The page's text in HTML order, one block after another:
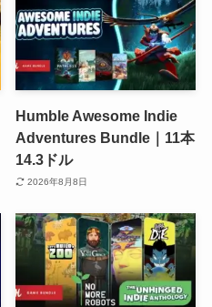
Humble Awesome Indie
Adventures Bundle｜11本
14.3ドル
2026年8月8日